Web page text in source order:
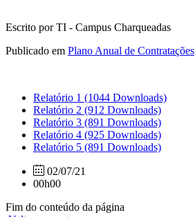
Escrito por TI - Campus Charqueadas
Publicado em Plano Anual de Contratações
Relatório 1 (1044 Downloads)
Relatório 2 (912 Downloads)
Relatório 3 (891 Downloads)
Relatório 4 (925 Downloads)
Relatório 5 (891 Downloads)
02/07/21
00h00
Fim do conteúdo da página